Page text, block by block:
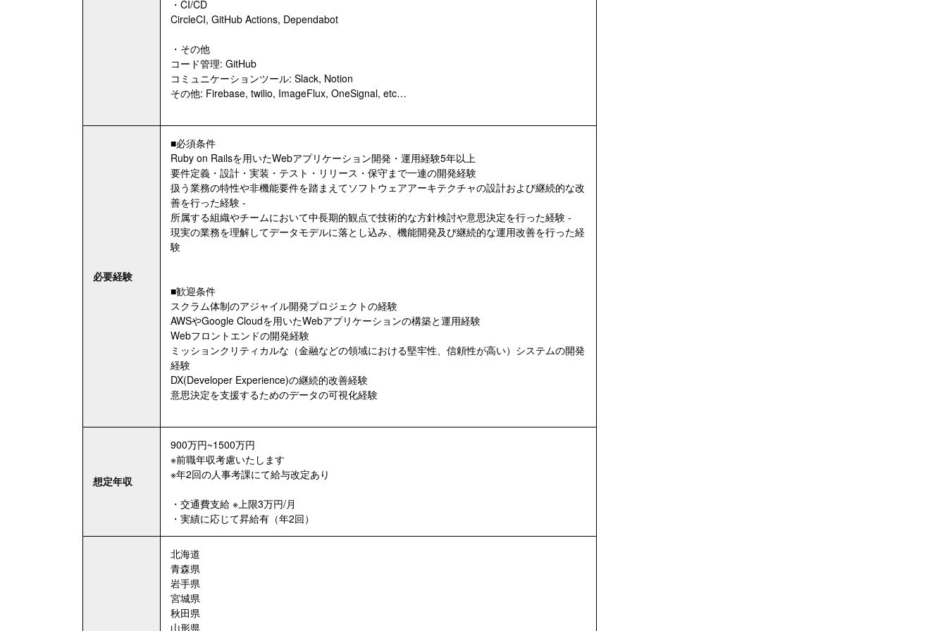
・CI/CD
CircleCI, GitHub Actions, Dependabot
・その他
コード管理: GitHub
コミュニケーションツール: Slack, Notion
その他: Firebase, twilio, ImageFlux, OneSignal, etc…
必要経験
■必須条件
Ruby on Railsを用いたWebアプリケーション開発・運用経験5年以上
要件定義・設計・実装・テスト・リリース・保守まで一連の開発経験
扱う業務の特性や非機能要件を踏まえてソフトウェアアーキテクチャの設計および継続的な改
善を行った経験 -
所属する組織やチームにおいて中長期的観点で技術的な方針検討や意思決定を行った経験 -
現実の業務を理解してデータモデルに落とし込み、機能開発及び継続的な運用改善を行った経
験
■歓迎条件
スクラム体制のアジャイル開発プロジェクトの経験
AWSやGoogle Cloudを用いたWebアプリケーションの構築と運用経験
Webフロントエンドの開発経験
ミッションクリティカルな（金融などの領域における堅牢性、信頼性が高い）システムの開発
経験
DX(Developer Experience)の継続的改善経験
意思決定を支援するためのデータの可視化経験
想定年収
900万円~1500万円
※前職年収考慮いたします
※年2回の人事考課にて給与改定あり
・交通費支給 ※上限3万円/月
・実績に応じて昇給有（年2回）
北海道
青森県
岩手県
宮城県
秋田県
山形県